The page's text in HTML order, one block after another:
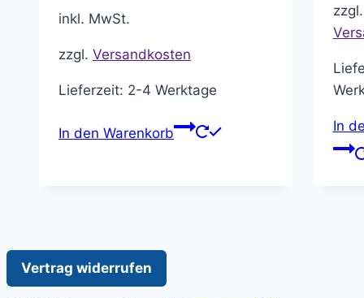
inkl. MwSt.
zzgl. Versandkosten
Lieferzeit: 2-4 Werktage
In den Warenkorb
zzgl.
In
Vertrag widerrufen